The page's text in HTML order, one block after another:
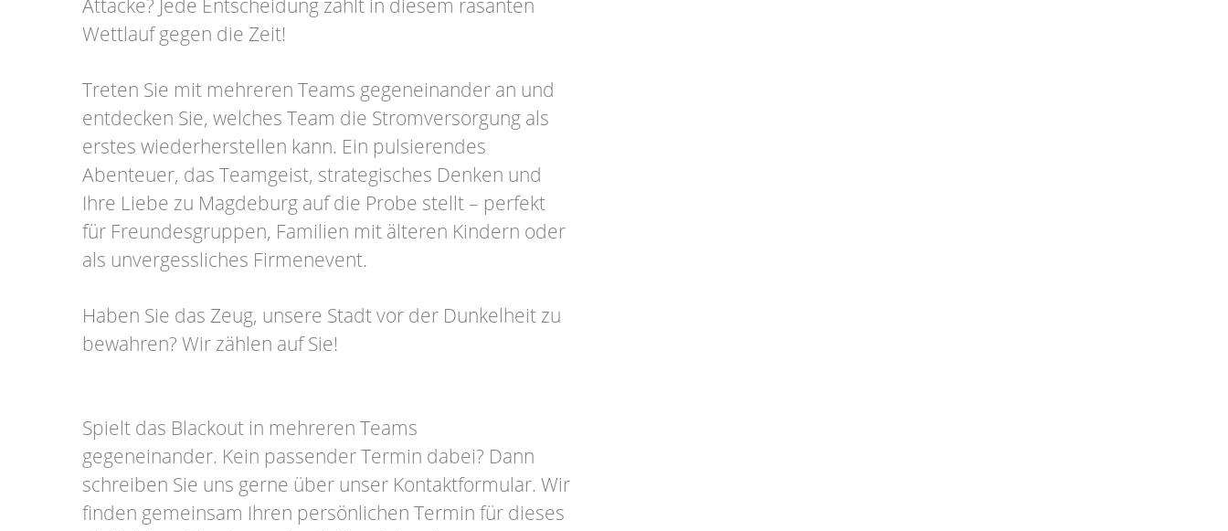
Wettlauf gegen die Zeit!
Treten Sie mit mehreren Teams gegeneinander an und
entdecken Sie, welches Team die Stromversorgung als
erstes wiederherstellen kann. Ein pulsierendes
Abenteuer, das Teamgeist, strategisches Denken und
Ihre Liebe zu Magdeburg auf die Probe stellt – perfekt
für Freundesgruppen, Familien mit älteren Kindern oder
als unvergessliches Firmenevent.
Haben Sie das Zeug, unsere Stadt vor der Dunkelheit zu
bewahren? Wir zählen auf Sie!
Spielt das Blackout in mehreren Teams
gegeneinander. Kein passender Termin dabei? Dann
schreiben Sie uns gerne über unser Kontaktformular. Wir
finden gemeinsam Ihren persönlichen Termin für dieses